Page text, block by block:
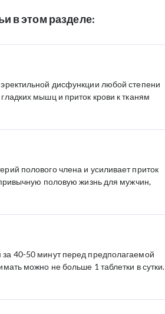
в этом разделе:
дисфункции любой степени
мышц и приток крови к тканям
полового члена и усиливает приток
половую жизнь для мужчин,
40-50 минут перед предполагаемой
можно не больше 1 таблетки в сутки.